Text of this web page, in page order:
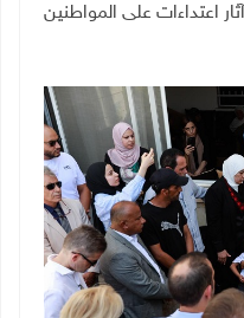
اعتداءات على المواطنين